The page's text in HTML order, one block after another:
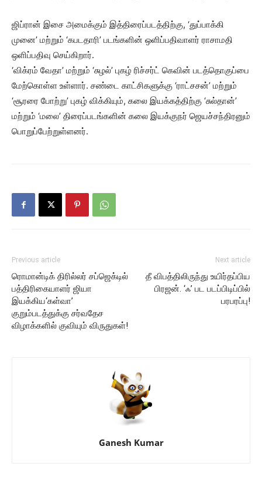
ஜிப்ரான் இசை அமைக்கும் இத்திரைப்படத்திற்கு, ‘துப்பாக்கி
முனை’ மற்றும் ‘கபடதாரி’ படங்களின் ஒளிப்பதிவாளர் ராசாமதி
ஒளிப்பதிவு செய்கிறார்.
‘விக்ரம் வேதா’ மற்றும் ‘சுழல்’ புகழ் ரிச்சர்ட் கெவின் படத்தொகுப்பை
மேற்கொள்ள உள்ளார். சண்டை காட்சிகளுக்கு ‘ராட்சசன்’ மற்றும்
‘சூரரை போற்று’ புகழ் விக்கியும், கலை இயக்கத்திற்கு ‘சுல்தான்’
மற்றும் ‘மலை’ திரைப்படங்களின் கலை இயக்குநர் ஜெயச்சந்திரனும்
பொறுப்பேற்றுள்ளனர்.
Previous article
ரொமான்டிக் திரில்லர் சப்ஜெக்டில்
பத்திரிகையாளர் ஜியா
இயக்கிய‘கள்வா’
குறும்படத்துக்கு சர்வதேச
விழாக்களில் குவியும் விருதுகள்!
Next article
தீ விபத்திலிருந்து உயிர்தப்பிய
பிரஜன். ‘ஃ’ பட படப்பிடிப்பில்
பரபரப்பு!
Ganesh Kumar